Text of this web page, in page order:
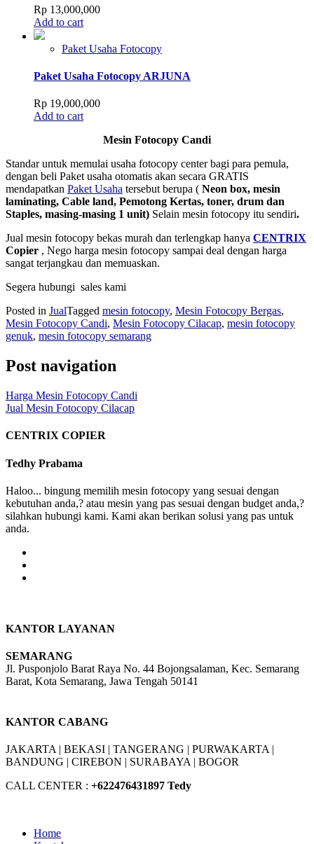
Rp 13,000,000
Add to cart
Paket Usaha Fotocopy
Paket Usaha Fotocopy ARJUNA
Rp 19,000,000
Add to cart
Mesin Fotocopy Candi
Standar untuk memulai usaha fotocopy center bagi para pemula,
dengan beli Paket usaha otomatis akan secara GRATIS
mendapatkan Paket Usaha tersebut berupa ( Neon box, mesin
laminating, Cable land, Pemotong Kertas, toner, drum dan
Staples, masing-masing 1 unit) Selain mesin fotocopy itu sendiri.
Jual mesin fotocopy bekas murah dan terlengkap hanya CENTRIX
Copier , Nego harga mesin fotocopy sampai deal dengan harga
sangat terjangkau dan memuaskan.
Segera hubungi sales kami
Posted in JualTagged mesin fotocopy, Mesin Fotocopy Bergas,
Mesin Fotocopy Candi, Mesin Fotocopy Cilacap, mesin fotocopy
genuk, mesin fotocopy semarang
Post navigation
Harga Mesin Fotocopy Candi
Jual Mesin Fotocopy Cilacap
CENTRIX COPIER
Tedhy Prabama
Haloo... bingung memilih mesin fotocopy yang sesuai dengan
kebutuhan anda,? atau mesin yang pas sesuai dengan budget anda,?
silahkan hubungi kami. Kami akan berikan solusi yang pas untuk
anda.
KANTOR LAYANAN
SEMARANG
Jl. Pusponjolo Barat Raya No. 44 Bojongsalaman, Kec. Semarang
Barat, Kota Semarang, Jawa Tengah 50141
KANTOR CABANG
JAKARTA | BEKASI | TANGERANG | PURWAKARTA |
BANDUNG | CIREBON | SURABAYA | BOGOR
CALL CENTER : +622476431897 Tedy
Home